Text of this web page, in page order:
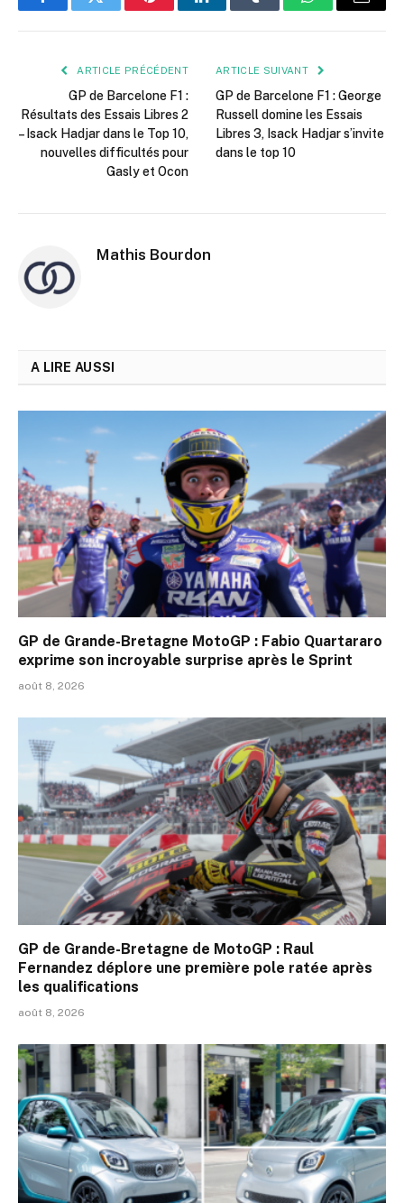
FacebookTwitter PinterestLinkedInTumblr WhatsApp
E-
ARTICLE PRÉCÉDENT
GP de Barcelone F1 :
Résultats des Essais Libres 2
– Isack Hadjar dans le Top 10,
nouvelles difficultés pour
Gasly et Ocon
ARTICLE SUIVANT
GP de Barcelone F1 : George
Russell domine les Essais
Libres 3, Isack Hadjar s’invite
dans le top 10
Mathis Bourdon
A LIRE AUSSI
GP de Grande-Bretagne MotoGP : Fabio Quartararo
exprime son incroyable surprise après le Sprint
août 8, 2026
GP de Grande-Bretagne de MotoGP : Raul
Fernandez déplore une première pole ratée après
les qualifications
août 8, 2026